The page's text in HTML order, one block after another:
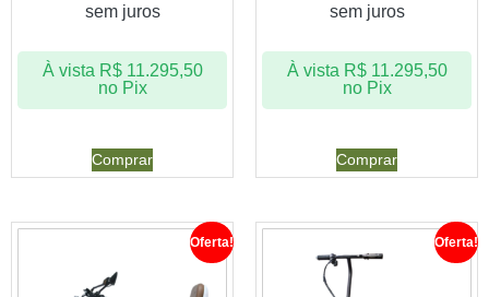
sem juros
À vista R$11.295,50
no Pix
Comprar
sem juros
À vista R$11.295,50
no Pix
Comprar
Oferta! Oferta!